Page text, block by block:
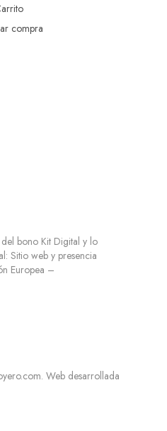
compra
bono Kit Digital y lo
Sitio web y presencia
Europea –
Web desarrollada